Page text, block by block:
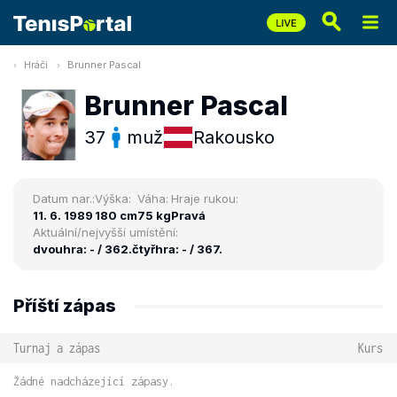
Hráči Brunner Pascal
Brunner Pascal
37 muž Rakousko
Datum nar.:
11. 6. 1989
Výška:
180 cm
Váha:
75 kg
Hraje rukou:
Pravá
Aktuální/nejvyšší umístění:
dvouhra: - / 362.čtyřhra: - / 367.
Příští zápas
Turnaj a zápas Kurs
Žádné nadcházející zápasy.